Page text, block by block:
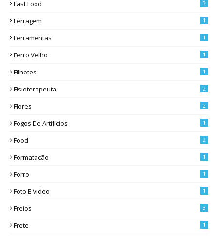
Fast Food 3
Ferragem 1
Ferramentas 1
Ferro Velho 1
Filhotes 1
Fisioterapeuta 2
Flores 2
Fogos De Artifícios 1
Food 2
Formatação 1
Forro 1
Foto E Video 1
Freios 3
Frete 1